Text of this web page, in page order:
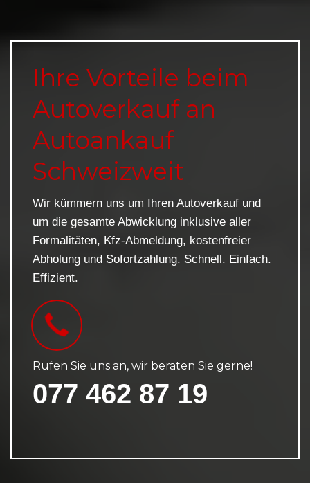
Ihre Vorteile beim
Autoverkauf an
Autoankauf
Schweizweit
Wir kümmern uns um Ihren Autoverkauf und
um die gesamte Abwicklung inklusive aller
Formalitäten, Kfz-Abmeldung, kostenfreier
Abholung und Sofortzahlung. Schnell. Einfach.
Effizient.
Rufen Sie uns an, wir beraten Sie gerne!
077 462 87 19